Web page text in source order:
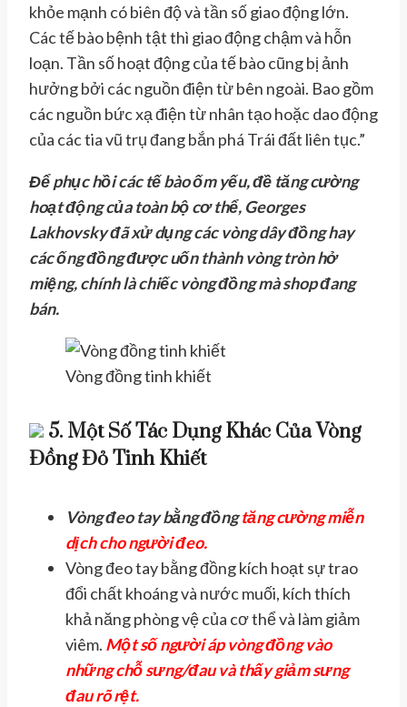
khỏe mạnh có biên độ và tần số giao động lớn.
Các tế bào bệnh tật thì giao động chậm và hỗn
loạn. Tần số hoạt động của tế bào cũng bị ảnh
hưởng bởi các nguồn điện từ bên ngoài. Bao gồm
các nguồn bức xạ điện từ nhân tạo hoặc dao động
của các tia vũ trụ đang bắn phá Trái đất liên tục.”
Để phục hồi các tế bào ốm yếu, đề tăng cường
hoạt động của toàn bộ cơ thể, Georges
Lakhovsky đã xử dụng các vòng dây đồng hay
các ống đồng được uốn thành vòng tròn hở
miệng, chính là chiếc vòng đồng mà shop đang
bán.
Vòng đồng tinh khiết
5. Một Số Tác Dụng Khác Của Vòng
Đồng Đỏ Tinh Khiết
Vòng đeo tay bằng đồngtăng cường miễn
dịch cho người đeo.
Vòng đeo tay bằng đồng kích hoạt sự trao
đổi chất khoáng và nước muối, kích thích
khả năng phòng vệ của cơ thể và làm giảm
viêm. Một số người áp vòng đồng vào
những chỗ sưng/đau và thấy giảm sưng
đau rõ rệt.